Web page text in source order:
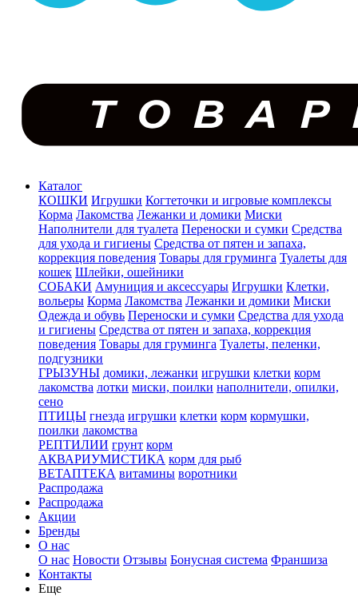
Каталог
КОШКИ Игрушки Когтеточки и игровые комплексы
Корма Лакомства Лежанки и домики Миски
Наполнители для туалета Переноски и сумки Средства
для ухода и гигиены Средства от пятен и запаха,
коррекция поведения Товары для груминга Туалеты для
кошек Шлейки, ошейники
СОБАКИ Амуниция и аксессуары Игрушки Клетки,
вольеры Корма Лакомства Лежанки и домики Миски
Одежда и обувь Переноски и сумки Средства для ухода
и гигиены Средства от пятен и запаха, коррекция
поведения Товары для груминга Туалеты, пеленки,
подгузники
ГРЫЗУНЫ домики, лежанки игрушки клетки корм
лакомства лотки миски, поилки наполнители, опилки,
сено
ПТИЦЫ гнезда игрушки клетки корм кормушки,
поилки лакомства
РЕПТИЛИИ грунт корм
АКВАРИУМИСТИКА корм для рыб
ВЕТАПТЕКА витамины воротники
Распродажа
Распродажа
Акции
Бренды
О нас
О нас Новости Отзывы Бонусная система Франшиза
Контакты
Еще